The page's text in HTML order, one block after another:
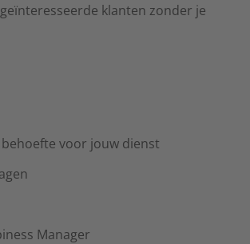
klanten zonder je
voor jouw dienst
Manager